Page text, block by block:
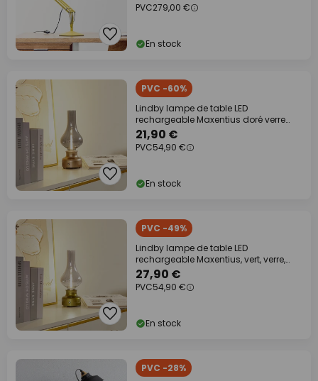
PVC279,00 €
En stock
PVC -60%
Lindby lampe de table LED
rechargeable Maxentius doré verre
variateur
21,90 €
PVC54,90 €
En stock
PVC -49%
Lindby lampe de table LED
rechargeable Maxentius, vert, verre,
variateur
27,90 €
PVC54,90 €
En stock
PVC -28%